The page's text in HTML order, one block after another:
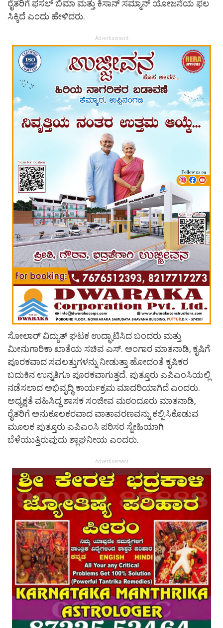
ರೈತರಿಗೆ ಫಸಲ್ ಬಿಮಾ ಮತ್ತು ಕಿಸಾನ್ ಸಮ್ಮಾನ್ ಯೋಜನೆಯ ಫಲ
ಸಿಕ್ಕಿದೆ ಎಂದು ಹೇಳಿದರು.
Advertisement
ಸೋಲಾರ್ ವಿದ್ಯುತ್ ಘಟಕ ಉದ್ಘಾಟಿಸಿದ ಬಂದರು ಮತ್ತು
ಮೀನುಗಾರಿಕಾ ಖಾತೆಯ ಸಚಿವ ಎಸ್. ಅಂಗಾರ ಮಾತನಾಡಿ, ಕೃಷಿಗೆ
ಪೂರಕವಾದ ಸವಲತ್ತುಗಳನ್ನು ನೀಡುತ್ತಾ ಹೋದಂತೆ ಕೃಷಿಕರ
ಬದುಕಿನ ಉನ್ನತಿಗೂ ಪೂರಕವಾಗುತ್ತದೆ. ಪುತ್ತೂರು ಎಪಿಎಂಸಿಯಲ್ಲಿ
ನಡೆಸಲಾದ ಅಭಿವೃದ್ಧಿ ಕಾರ್ಯಕ್ರಮ ಮಾದರಿಯಾಗಿದೆ ಎಂದರು.
ಅಧ್ಯಕ್ಷತೆ ವಹಿಸಿದ್ದ ಶಾಸಕ ಸಂಜೀವ ಮಠಂದೂರು ಮಾತನಾಡಿ,
ರೈತರಿಗೆ ಅನುಕೂಲಕರವಾದ ವಾತಾವರಣವನ್ನು ಕಲ್ಪಿಸಿಕೊಡುವ
ಮೂಲಕ ಪುತ್ತೂರು ಎಪಿಎಂಸಿ ಪರಿಸರ ಸ್ನೇಹಿಯಾಗಿ
ಬೆಳೆಯುತ್ತಿರುವುದು ಶ್ಲಾಘನೀಯ ಎಂದರು.
Advertisement